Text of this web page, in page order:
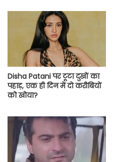
Disha Patani पर टूटा दुखों का
पहाड़, एक ही दिन में दो करीबियों
को खोया?